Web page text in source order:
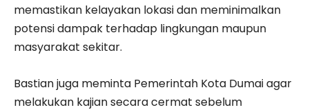
memastikan kelayakan lokasi dan meminimalkan
potensi dampak terhadap lingkungan maupun
masyarakat sekitar.
Bastian juga meminta Pemerintah Kota Dumai agar
melakukan kajian secara cermat sebelum